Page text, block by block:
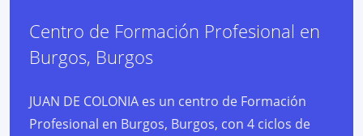
Centro de Formación Profesional en
Burgos, Burgos
JUAN DE COLONIA es un centro de Formación
Profesional en Burgos, Burgos, con 4 ciclos de